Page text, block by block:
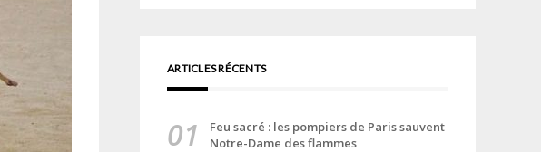
ARTICLES RÉCENTS
Feu sacré : les pompiers de Paris sauvent
Notre-Dame des flammes